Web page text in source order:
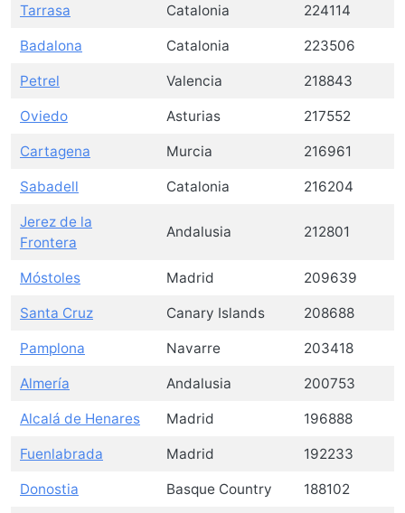
Tarrasa Catalonia 224114
Badalona Catalonia 223506
Petrel Valencia 218843
Oviedo Asturias 217552
Cartagena Murcia 216961
Sabadell Catalonia 216204
Jerez de la
Frontera
Andalusia 212801
Móstoles Madrid 209639
Santa Cruz Canary Islands 208688
Pamplona Navarre 203418
Almería Andalusia 200753
Alcalá de Henares Madrid 196888
Fuenlabrada Madrid 192233
Donostia Basque Country 188102